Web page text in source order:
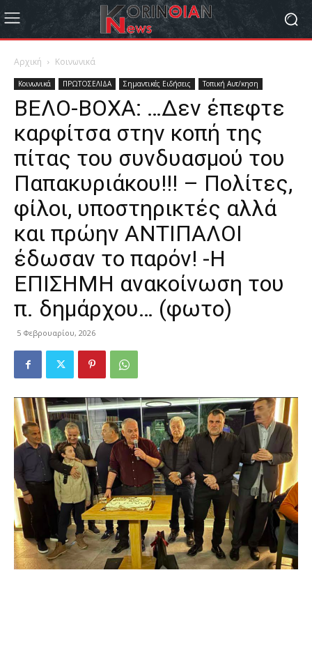
Αρχική Κοινωνικά
Κοινωνικά ΠΡΩΤΟΣΕΛΙΔΑ Σημαντικές Ειδήσεις Τοπική Αυτ/κηση
ΒΕΛΟ-ΒΟΧΑ: …Δεν έπεφτε
καρφίτσα στην κοπή της
πίτας του συνδυασμού του
Παπακυριάκου!!! – Πολίτες,
φίλοι, υποστηρικτές αλλά
και πρώην ΑΝΤΙΠΑΛΟΙ
έδωσαν το παρόν! -Η
ΕΠΙΣΗΜΗ ανακοίνωση του
π. δημάρχου… (φωτο)
5 Φεβρουαρίου, 2026